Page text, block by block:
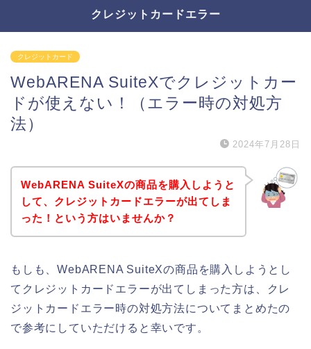
クレジットカードエラー
クレジットカード
WebARENA SuiteXでクレジットカー
ドが使えない！（エラー時の対処方
法）
2024年7月28日
WebARENA SuiteXの商品を購入しようと
して、クレジットカードエラーが出てしま
った！という方はいませんか？
もしも、WebARENA SuiteXの商品を購入しようとし
てクレジットカードエラーが出てしまった方は、クレ
ジットカードエラー時の対処方法についてまとめたの
で参考にしていただけると幸いです。